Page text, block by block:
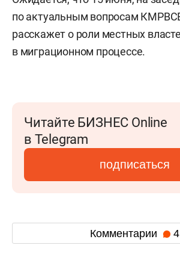
по актуальным вопросам
расскажет о роли местных
в миграционном процессе.
Читайте БИЗНЕС Online
в Telegram
подписаться
Комментарии 4